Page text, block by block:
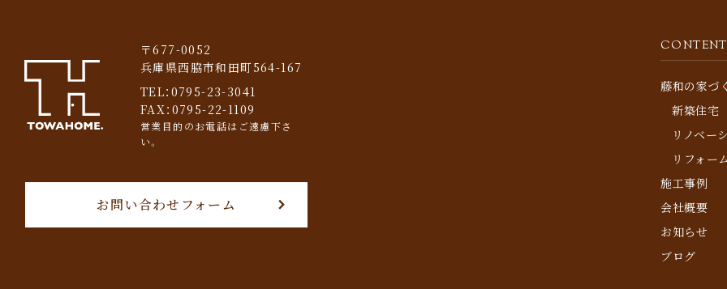
〒677-0052
兵庫県西脇市和田町564-167
TEL： 0795-23-3041
FAX：0795-22-1109
営業目的のお電話はご遠慮下さ
い。
お問い合わせフォーム
藤和の家づ
新築住宅
リノベー
リフォー
施工事例
会社概要
お知らせ
ブログ